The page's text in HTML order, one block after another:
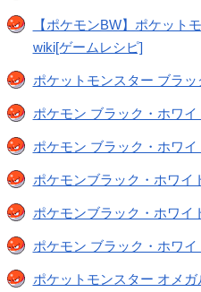
【ポケモンBW】ポケット
wiki[ゲームレシピ]
ポケットモンスター ブラ
ポケモン ブラック・ホワ
ポケモン ブラック・ホワイ
ポケモンブラック・ホワイ
ポケモンブラック・ホワイ
ポケモン ブラック・ホワ
ポケットモンスター オメ